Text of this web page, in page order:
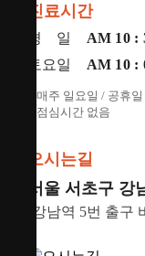
진료시간
평 일
AM 10 :
토요일
AM 10 :
* 매주 일요일 / 공휴일
* 점심시간 없음
오시는길
서울 서초구 강
(강남역 5번 출구